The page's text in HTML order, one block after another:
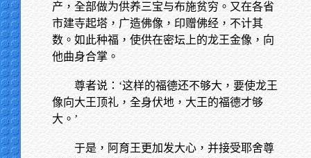
产，全部做为供养三宝与布施贫穷。又在各省
市建寺起塔，广造佛像，印赠佛经，不计其
数。如此种福，使供在密坛上的龙王金像，向
他曲身合掌。
尊者说：‘这样的福德还不够大，要使龙王
像向大王顶礼，全身伏地，大王的福德才够
大。’
于是，阿育王更加发大心，并接受耶舍尊